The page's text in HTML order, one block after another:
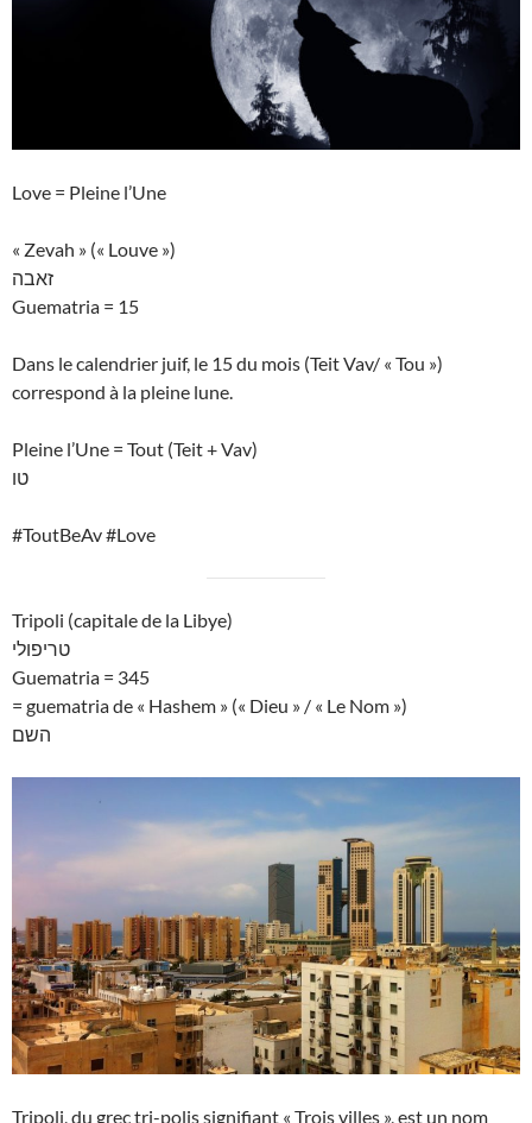
Love = Pleine l’Une
« Zevah » (« Louve »)
זאבה
Guematria = 15
Dans le calendrier juif, le 15 du mois (Teit Vav/ « Tou »)
correspond à la pleine lune.
Pleine l’Une = Tout (Teit + Vav)
טו
#ToutBeAv #Love
Tripoli (capitale de la Libye)
טריפולי
Guematria = 345
= guematria de « Hashem » (« Dieu » / « Le Nom »)
השם
Tripoli, du grec tri-polis signifiant « Trois villes », est un nom